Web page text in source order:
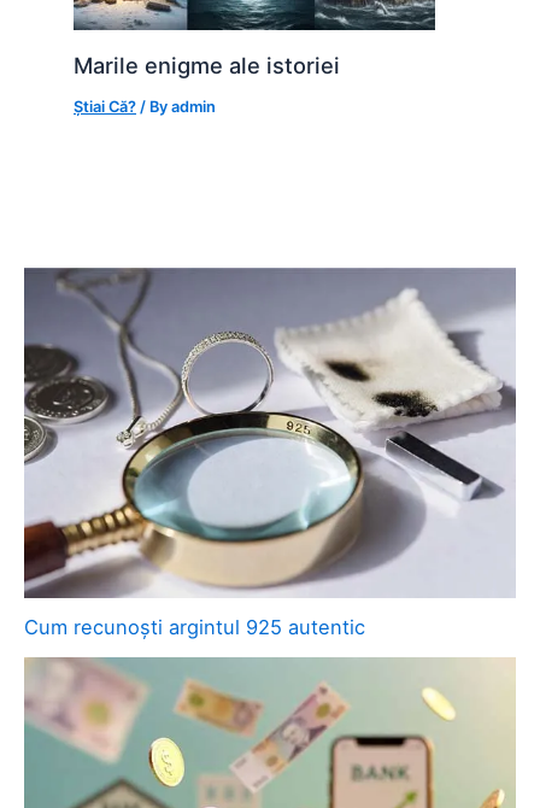
Marile enigme ale istoriei
Știai Că? / Byadmin
Cum recunoști argintul 925 autentic